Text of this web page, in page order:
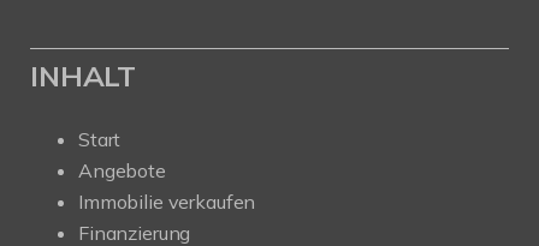
INHALT
Start
Angebote
Immobilie verkaufen
Finanzierung